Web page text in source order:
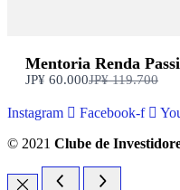
Mentoria Renda
JP¥ 60.000Compare
JP¥ 119.700
Instagram Facebook-f
© 2021 Clube de